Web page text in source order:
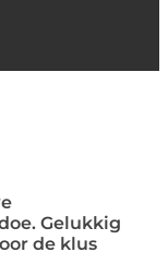
Gelukkig
de klus